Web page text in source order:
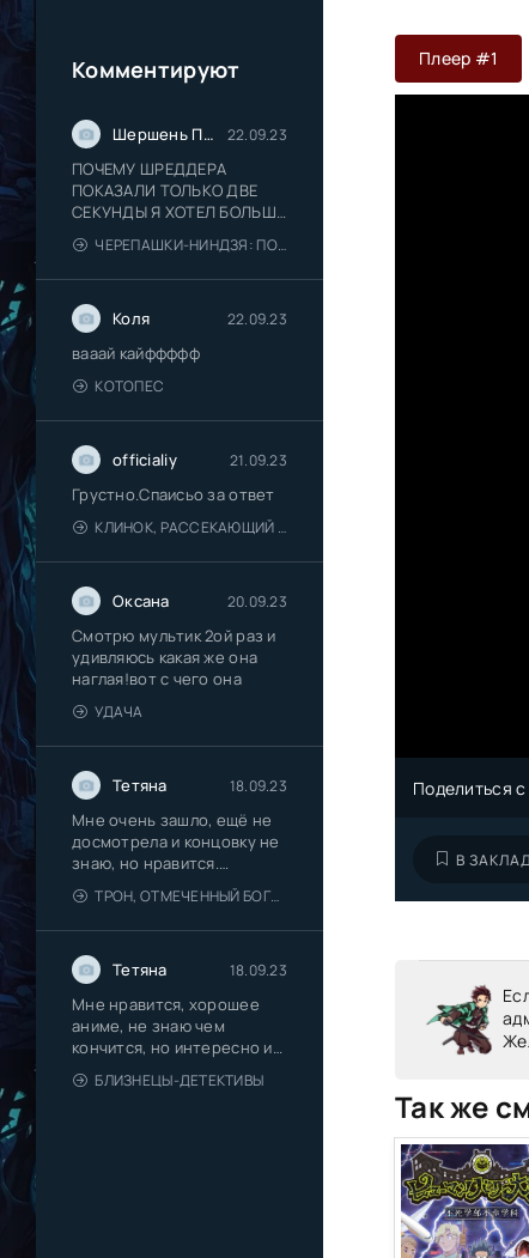
Комментируют
Шершень Прайс 22.09.23
ПОЧЕМУ ШРЕДДЕРА
ПОКАЗАЛИ ТОЛЬКО ДВЕ
СЕКУНДЫ Я ХОТЕЛ БОЛЬШЕ
ШРЕДДЕРА СЛАДКОГО
ЧЕРЕПАШКИ-НИНДЗЯ: ПОГРОМ МУТАНТОВ
Коля 22.09.23
вааай кайффффф
КОТОПЕС
officialiy 21.09.23
Грустно.Спаисьо за ответ
КЛИНОК, РАССЕКАЮЩИЙ ДЕМОНОВ: ДЕРЕВНЯ КУЗНЕЦОВ
Оксана 20.09.23
Смотрю мультик 2ой раз и
удивляюсь какая же она
наглая!вот с чего она
УДАЧА
Тетяна 18.09.23
Мне очень зашло, ещё не
досмотрела и концовку не
знаю, но нравится.
Романтика
ТРОН, ОТМЕЧЕННЫЙ БОГОМ 2 СЕЗОН
Тетяна 18.09.23
Мне нравится, хорошее
аниме, не знаю чем
кончится, но интересно и
красиво
БЛИЗНЕЦЫ-ДЕТЕКТИВЫ
Плеер #1
Поделиться
В
Так же